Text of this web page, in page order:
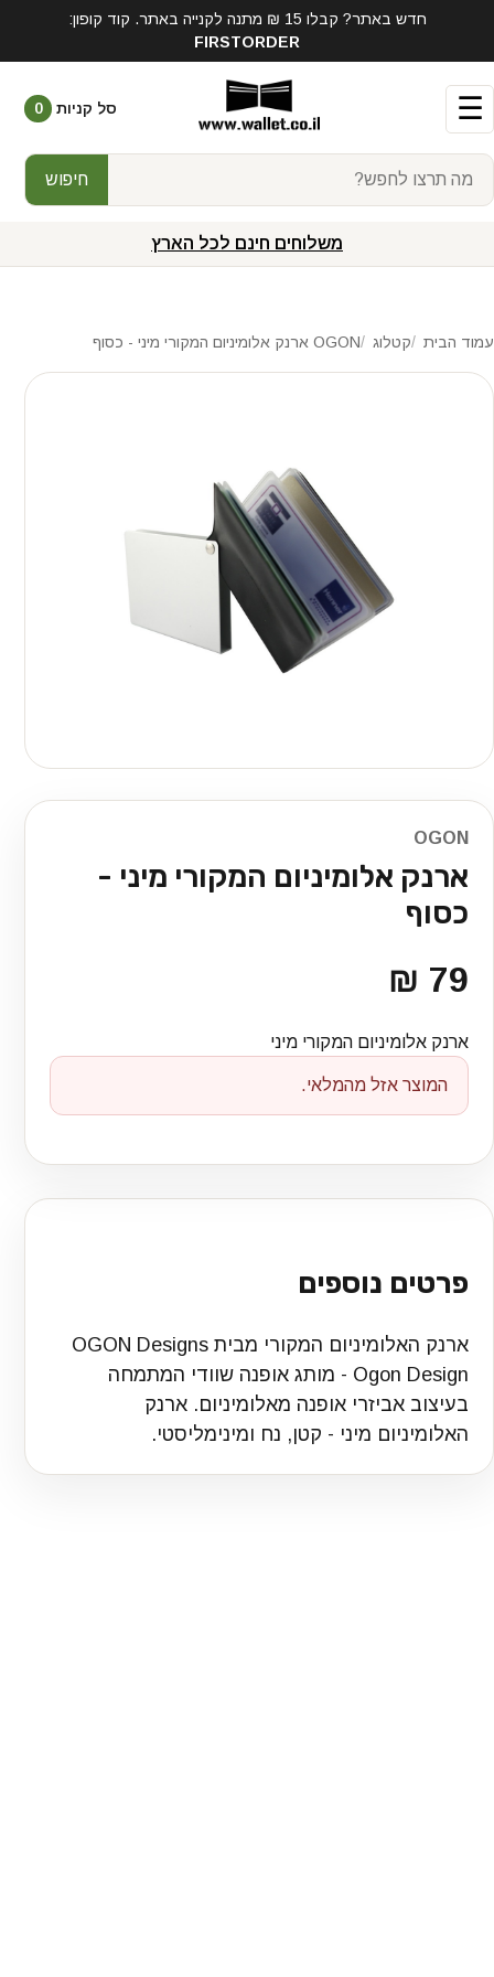
חדש באתר? קבלו 15 ₪ מתנה לקנייה באתר. קוד קופון:
FIRSTORDER
☰
חיפוש
סל קניות 0
משלוחים חינם לכל הארץ
עמוד הבית קטלוג OGON ארנק אלומיניום המקורי מיני - כסוף
OGON
ארנק אלומיניום המקורי מיני -
כסוף
79 ₪
ארנק אלומיניום המקורי מיני
המוצר אזל מהמלאי.
פרטים נוספים
ארנק האלומיניום המקורי מבית OGON Designs
Ogon Design - מותג אופנה שוודי המתמחה
בעיצוב אביזרי אופנה מאלומיניום. ארנק
האלומיניום מיני - קטן, נח ומינימליסטי.